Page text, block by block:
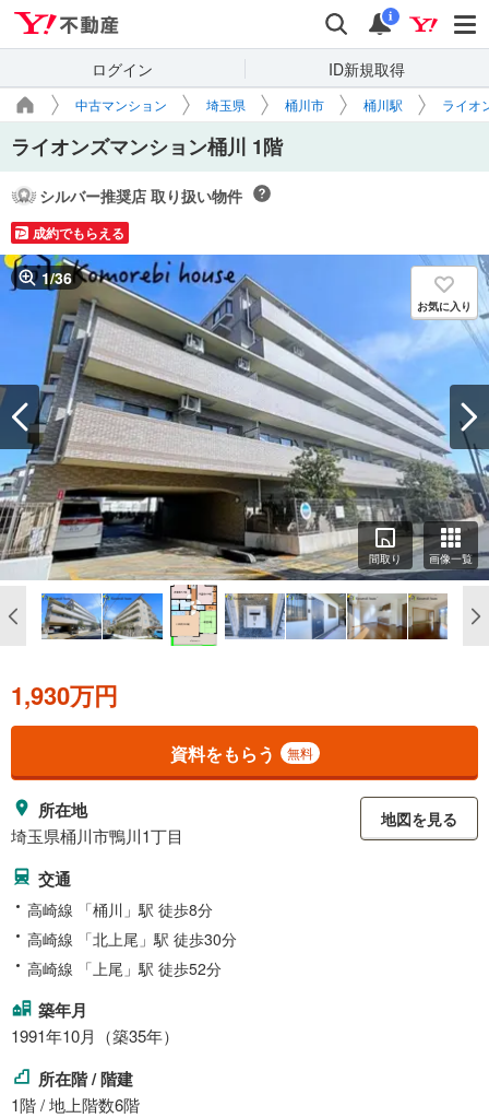
検索 通知
i
ログイン ID新規取得
中古マンション 埼玉県 桶川市 桶川駅 ライオ
ライオンズマンション桶川 1階
シルバー推奨店 取り扱い物件
成約でもらえる
1/36
お気に入り
間取り 画像一覧
1,930万円
資料をもらう 無料
所在地
埼玉県桶川市鴨川1丁目
地図を見る
交通
高崎線 「桶川」駅 徒歩8分
高崎線 「北上尾」駅 徒歩30分
高崎線 「上尾」駅 徒歩52分
築年月
1991年10月（築35年）
所在階 / 階建
1階 / 地上階数6階